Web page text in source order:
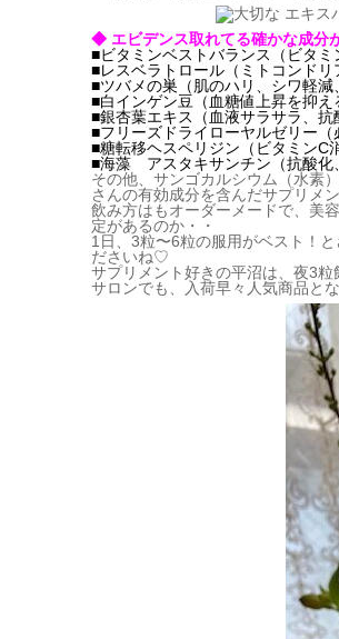
◆ エビデンス取れてる確かな成分
■ビタミンベストバランス（ビタミ
■レスベラトロール（ミトコンドリ
■ツバメの巣（肌のハリ、シワ軽減
■白インゲン豆（血糖値上昇を抑え
■銀杏葉エキス（血液サラサラ、抗
■フリーズドライローヤルゼリー（
■糖転移ヘスペリジン（ビタミンC
■海藻 アスタキサンチン（抗酸化
その他、サンゴカルシウム（水素
さんの有効成分を含んだサプリメ
飲み方はもオーダーメードで、美
定があるのか・・
1日、3粒〜6粒の服用がベスト！
ださいね♡
サプリメント好きの平沼は、夜3
サロンでも、入荷早々人気商品と